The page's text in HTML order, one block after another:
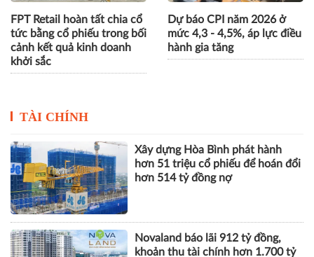
FPT Retail hoàn tất chia cổ
tức bằng cổ phiếu trong bối
cảnh kết quả kinh doanh
khởi sắc
Dự báo CPI năm 2026 ở
mức 4,3 - 4,5%, áp lực điều
hành gia tăng
TÀI CHÍNH
Xây dựng Hòa Bình phát hành
hơn 51 triệu cổ phiếu để hoán đổi
hơn 514 tỷ đồng nợ
Novaland báo lãi 912 tỷ đồng,
khoản thu tài chính hơn 1.700 tỷ